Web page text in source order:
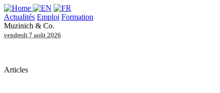
Actualités Emploi Formation
Muzinich & Co.
vendredi 7 août 2026
Articles